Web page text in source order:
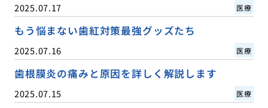
2025.07.17 医療
もう悩まない歯紅対策最強グッズたち
2025.07.16 医療
歯根膜炎の痛みと原因を詳しく解説します
2025.07.15 医療